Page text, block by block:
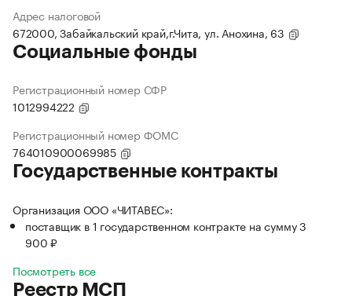
Адрес налоговой
672000, Забайкальский край,г.Чита, ул. Анохина, 63
Социальные фонды
Регистрационный номер СФР
1012994222
Регистрационный номер ФОМС
764010900069985
Государственные контракты
Организация ООО «ЧИТАВЕС»:
поставщик в 1 государственном контракте на сумму 3
900 ₽
Посмотреть все
Реестр МСП